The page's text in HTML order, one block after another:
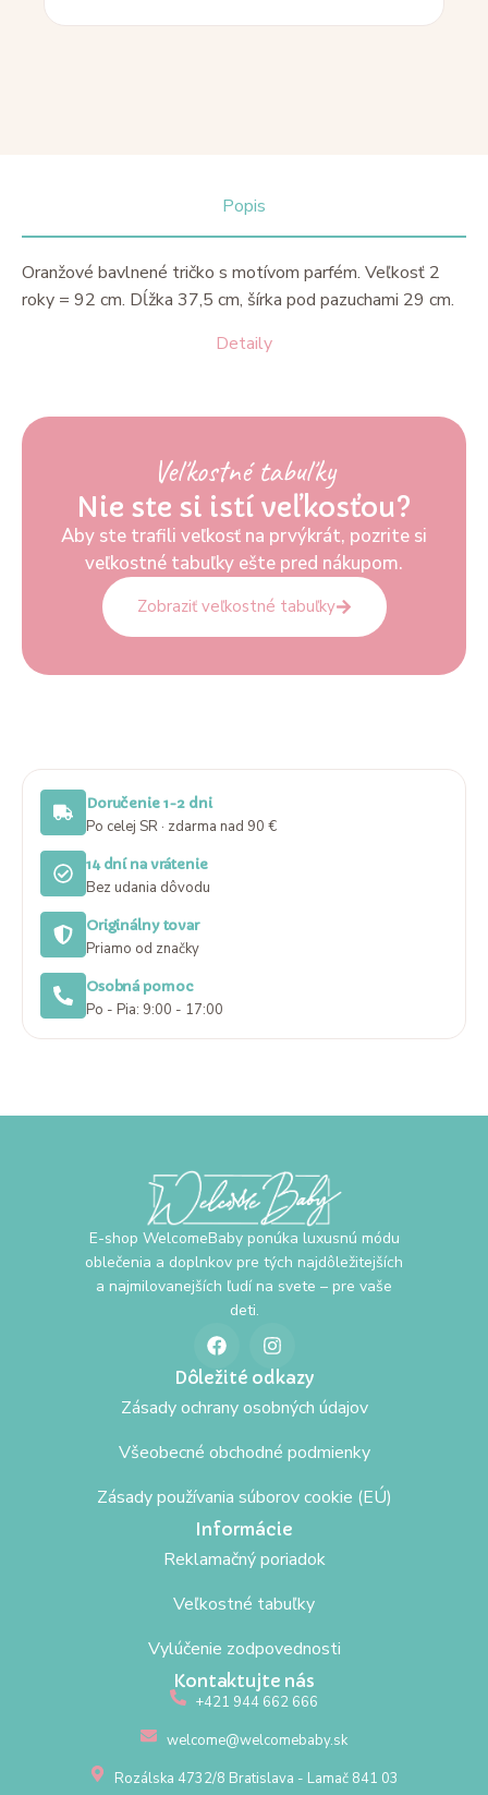
Popis
Detaily
Oranžové bavlnené tričko s motívom parfém. Veľkosť 2
roky = 92 cm. Dĺžka 37,5 cm, šírka pod pazuchami 29 cm.
Veľkostné tabuľky
Nie ste si istí veľkosťou?
Aby ste trafili veľkosť na prvýkrát, pozrite si
veľkostné tabuľky ešte pred nákupom.
Zobraziť veľkostné tabuľky
Doručenie 1-2 dni
Po celej SR · zdarma nad 90 €
14 dní na vrátenie
Bez udania dôvodu
Originálny tovar
Priamo od značky
Osobná pomoc
Po - Pia: 9:00 - 17:00
E-shop WelcomeBaby ponúka luxusnú módu
oblečenia a doplnkov pre tých najdôležitejších
a najmilovanejších ľudí na svete – pre vaše
deti.
Dôležité odkazy
Zásady ochrany osobných údajov
Všeobecné obchodné podmienky
Zásady používania súborov cookie (EÚ)
Informácie
Reklamačný poriadok
Veľkostné tabuľky
Vylúčenie zodpovednosti
Kontaktujte nás
+421 944 662 666
welcome@welcomebaby.sk
Rozálska 4732/8 Bratislava - Lamač 841 03